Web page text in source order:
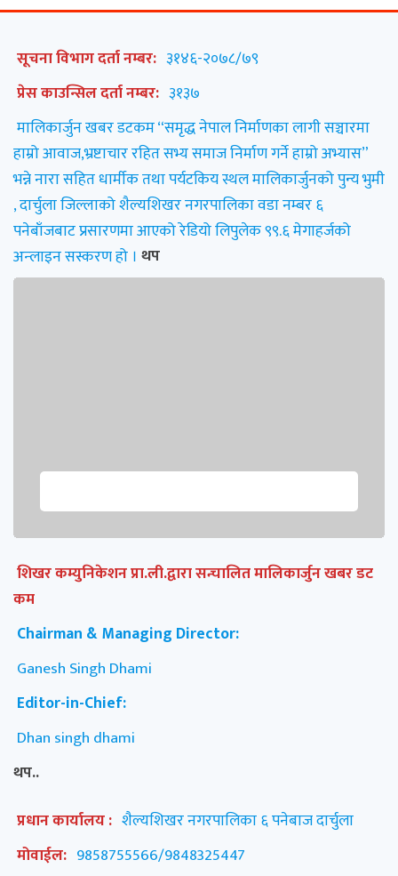
सूचना विभाग दर्ता नम्बर: ३१४६-२०७८/७९
प्रेस काउन्सिल दर्ता नम्बर: ३१३७
मालिकार्जुन खबर डटकम “समृद्ध नेपाल निर्माणका लागी सञ्चारमा
हाम्रो आवाज,भ्रष्टाचार रहित सभ्य समाज निर्माण गर्ने हाम्रो अभ्यास”
भन्ने नारा सहित धार्मीक तथा पर्यटकिय स्थल मालिकार्जुनको पुन्य भुमी
, दार्चुला जिल्लाको शैल्यशिखर नगरपालिका वडा नम्बर ६
पनेबाँजबाट प्रसारणमा आएको रेडियो लिपुलेक ९९.६ मेगाहर्जको
अन्लाइन सस्करण हो । थप
शिखर कम्युनिकेशन प्रा.ली.द्वारा सन्चालित मालिकार्जुन खबर डट
कम
Chairman & Managing Director:
Ganesh Singh Dhami
Editor-in-Chief:
Dhan singh dhami
थप..
प्रधान कार्यालय : शैल्यशिखर नगरपालिका ६ पनेबाज दार्चुला
मोवाईल: 9858755566/9848325447